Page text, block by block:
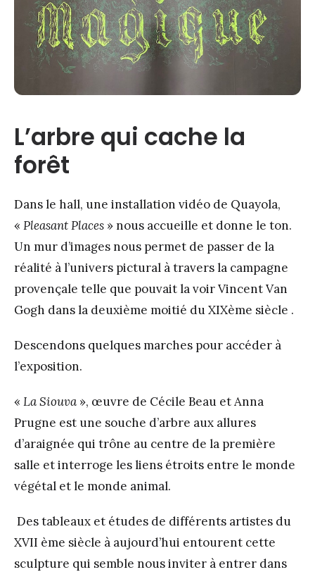
L’arbre qui cache la
forêt
Dans le hall, une installation vidéo de Quayola,
« Pleasant Places » nous accueille et donne le ton.
Un mur d’images nous permet de passer de la
réalité à l’univers pictural à travers la campagne
provençale telle que pouvait la voir Vincent Van
Gogh dans la deuxième moitié du XIXème siècle .
Descendons quelques marches pour accéder à
l’exposition.
« La Siouva », œuvre de Cécile Beau et Anna
Prugne est une souche d’arbre aux allures
d’araignée qui trône au centre de la première
salle et interroge les liens étroits entre le monde
végétal et le monde animal.
Des tableaux et études de différents artistes du
XVII ème siècle à aujourd’hui entourent cette
sculpture qui semble nous inviter à entrer dans